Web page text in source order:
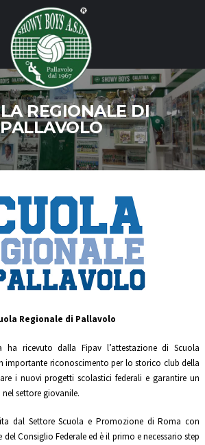
REGIONALE DI
PALLAVOLO
Regionale di Pallavolo
ha ricevuto dalla Fipav l’attestazione di Scuola
importante riconoscimento per lo storico club della
i nuovi progetti scolastici federali e garantire un
settore giovanile.
dal Settore Scuola e Promozione di Roma con
del Consiglio Federale ed è il primo e necessario step